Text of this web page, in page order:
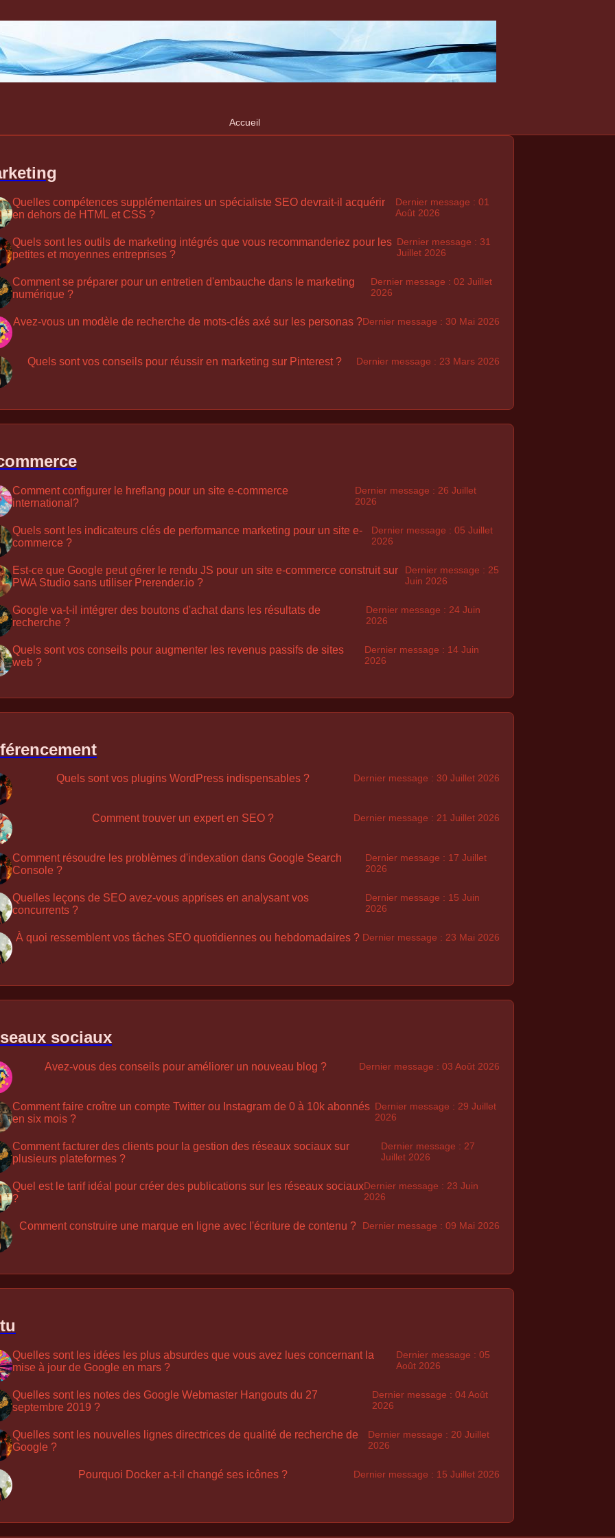
Accueil
Quelles compétences supplémentaires un spécialiste SEO devrait-il acquérir
en dehors de HTML et CSS ?
Dernier message : 01
Août 2026
Quels sont les outils de marketing intégrés que vous recommanderiez pour les
petites et moyennes entreprises ?
Dernier message : 31
Juillet 2026
Comment se préparer pour un entretien d'embauche dans le marketing
numérique ?
Dernier message : 02 Juillet
2026
Avez-vous un modèle de recherche de mots-clés axé sur les personas ?Dernier message : 30 Mai 2026
Quels sont vos conseils pour réussir en marketing sur Pinterest ? Dernier message : 23 Mars 2026
Comment configurer le hreflang pour un site e-commerce
international?
Dernier message : 26 Juillet
2026
Quels sont les indicateurs clés de performance marketing pour un site e-
commerce ?
Dernier message : 05 Juillet
2026
Est-ce que Google peut gérer le rendu JS pour un site e-commerce construit sur
PWA Studio sans utiliser Prerender.io ?
Dernier message : 25
Juin 2026
Google va-t-il intégrer des boutons d'achat dans les résultats de
recherche ?
Dernier message : 24 Juin
2026
Quels sont vos conseils pour augmenter les revenus passifs de sites
web ?
Dernier message : 14 Juin
2026
Quels sont vos plugins WordPress indispensables ? Dernier message : 30 Juillet 2026
Comment trouver un expert en SEO ? Dernier message : 21 Juillet 2026
Comment résoudre les problèmes d'indexation dans Google Search
Console ?
Dernier message : 17 Juillet
2026
Quelles leçons de SEO avez-vous apprises en analysant vos
concurrents ?
Dernier message : 15 Juin
2026
À quoi ressemblent vos tâches SEO quotidiennes ou hebdomadaires ? Dernier message : 23 Mai 2026
sociaux
Avez-vous des conseils pour améliorer un nouveau blog ? Dernier message : 03 Août 2026
Comment faire croître un compte Twitter ou Instagram de 0 à 10k abonnés
en six mois ?
Dernier message : 29 Juillet
2026
Comment facturer des clients pour la gestion des réseaux sociaux sur
plusieurs plateformes ?
Dernier message : 27
Juillet 2026
Quel est le tarif idéal pour créer des publications sur les réseaux sociaux
?
Dernier message : 23 Juin
2026
Comment construire une marque en ligne avec l'écriture de contenu ? Dernier message : 09 Mai 2026
Quelles sont les idées les plus absurdes que vous avez lues concernant la
mise à jour de Google en mars ?
Dernier message : 05
Août 2026
Quelles sont les notes des Google Webmaster Hangouts du 27
septembre 2019 ?
Dernier message : 04 Août
2026
Quelles sont les nouvelles lignes directrices de qualité de recherche de
Google ?
Dernier message : 20 Juillet
2026
Pourquoi Docker a-t-il changé ses icônes ? Dernier message : 15 Juillet 2026